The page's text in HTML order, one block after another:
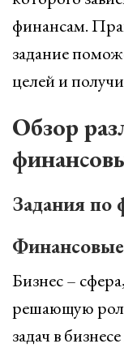
финансам.
задание
целей и
Обзор
Задания по
Финансовые
Бизнес –
решающую
задач в